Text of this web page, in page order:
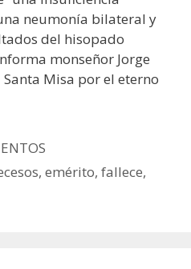
neumonía bilateral y
del hisopado
monseñor Jorge
Misa por el eterno
,emérito,fallece,